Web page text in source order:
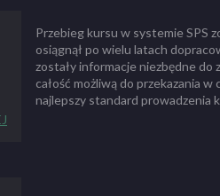
Przebieg kursu w systemie SPS
osiągnął po wielu latach
zostały informacje niezbędne do
całość możliwą do przekazania
najlepszy standard prowadzenia
jakie daje współczesna